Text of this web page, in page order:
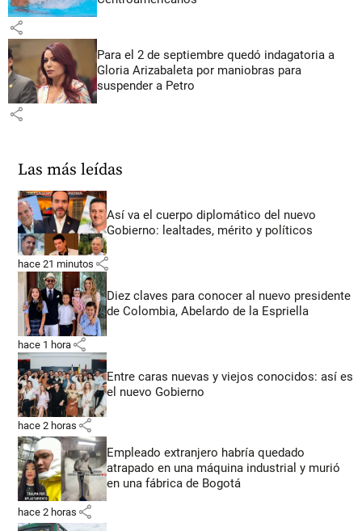
share
Para el 2 de septiembre quedó indagatoria a
Gloria Arizabaleta por maniobras para
suspender a Petro
share
Las más leídas
Así va el cuerpo diplomático del nuevo
Gobierno: lealtades, mérito y políticos
hace 21 minutos share
Diez claves para conocer al nuevo presidente
de Colombia, Abelardo de la Espriella
hace 1 hora share
Entre caras nuevas y viejos conocidos: así es
el nuevo Gobierno
hace 2 horas share
Empleado extranjero habría quedado
atrapado en una máquina industrial y murió
en una fábrica de Bogotá
hace 2 horas share